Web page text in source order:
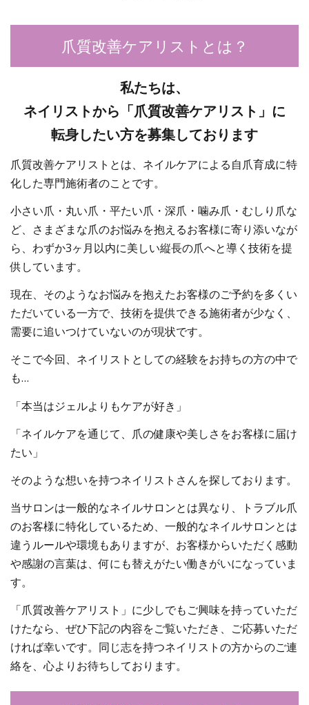
爪質改善ケアリストとは？
私たちは、
ネイリストから「爪質改善ケアリスト」に
転身したい方を募集しております
爪質改善ケアリストとは、ネイルケアによる自爪育成に特
化した専門施術者のことです。
小さい爪・丸い爪・平たい爪・深爪・噛み爪・むしり爪な
ど、さまざまな爪のお悩みを抱えるお客様に寄り添いなが
ら、わずか3ヶ月以内に美しい縦長の爪へと導く技術を提
供しています。
現在、そのようなお悩みを抱えたお客様のご予約を多くい
ただいている一方で、技術を提供できる施術者が少なく、
需要に追いつけていないのが現状です。
そこで今回、ネイリストとしての経験をお持ちの方の中で
も…
「本当はジェルよりもケアが好き」
「ネイルケアを通じて、爪の健康や美しさをお客様に届け
たい」
そのような想いを持つネイリストさんを探しております。
当サロンは一般的なネイルサロンとは異なり、トラブル爪
のお客様に特化しているため、一般的なネイルサロンとは
違うルールや環境もありますが、お客様からいただく感動
や感謝の言葉は、何にも替えがたい働きがいになっていま
す。
「爪質改善ケアリスト」に少しでもご興味を持っていただ
けたなら、ぜひ下記の内容をご覧いただき、ご応募いただ
ければ幸いです。同じ志を持つネイリストの方からのご連
絡を、心よりお待ちしております。